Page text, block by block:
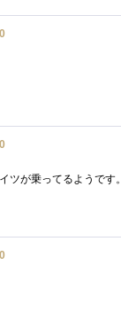
ツが乗ってるようです。